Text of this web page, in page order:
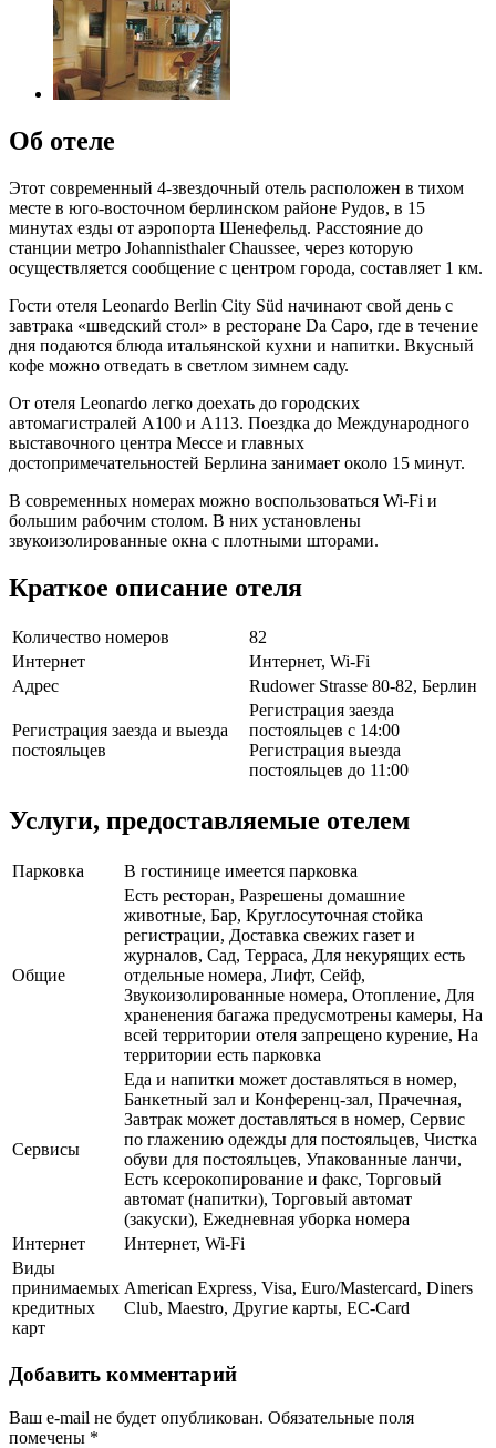
Об отеле
Этот современный 4-звездочный отель расположен в тихом
месте в юго-восточном берлинском районе Рудов, в 15
минутах езды от аэропорта Шенефельд. Расстояние до
станции метро Johannisthaler Chaussee, через которую
осуществляется сообщение с центром города, составляет 1 км.
Гости отеля Leonardo Berlin City Süd начинают свой день с
завтрака «шведский стол» в ресторане Da Capo, где в течение
дня подаются блюда итальянской кухни и напитки. Вкусный
кофе можно отведать в светлом зимнем саду.
От отеля Leonardo легко доехать до городских
автомагистралей A100 и A113. Поездка до Международного
выставочного центра Мессе и главных
достопримечательностей Берлина занимает около 15 минут.
В современных номерах можно воспользоваться Wi-Fi и
большим рабочим столом. В них установлены
звукоизолированные окна с плотными шторами.
Краткое описание отеля
Количество номеров
82
Интернет
Интернет, Wi-Fi
Адрес
Rudower Strasse 80-82, Берлин
Регистрация заезда и выезда
постояльцев
Регистрация заезда
постояльцев с 14:00
Регистрация выезда
постояльцев до 11:00
Услуги, предоставляемые отелем
Парковка В гостинице имеется парковка
Общие
Есть ресторан, Разрешены домашние
животные, Бар, Круглосуточная стойка
регистрации, Доставка свежих газет и
журналов, Сад, Терраса, Для некурящих есть
отдельные номера, Лифт, Сейф,
Звукоизолированные номера, Отопление, Для
храненения багажа предусмотрены камеры, На
всей территории отеля запрещено курение, На
территории есть парковка
Сервисы
Еда и напитки может доставляться в номер,
Банкетный зал и Конференц-зал, Прачечная,
Завтрак может доставляться в номер, Сервис
по глажению одежды для постояльцев, Чистка
обуви для постояльцев, Упакованные ланчи,
Есть ксерокопирование и факс, Торговый
автомат (напитки), Торговый автомат
(закуски), Ежедневная уборка номера
Интернет
Интернет, Wi-Fi
Виды
принимаемых
кредитных
карт
American Express, Visa, Euro/Mastercard, Diners
Club, Maestro, Другие карты, EC-Card
Добавить комментарий
Ваш e-mail не будет опубликован. Обязательные поля
помечены *